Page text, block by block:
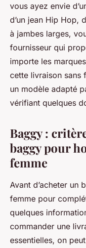
vous ayez envie
d’un jean Hip Hop,
à jambes larges,
fournisseur qui
importe les
cette livraison sans
un modèle adapté
vérifiant quelques
Baggy :
baggy pour
femme
Avant d’acheter un
femme pour
quelques
commander une
essentielles, on